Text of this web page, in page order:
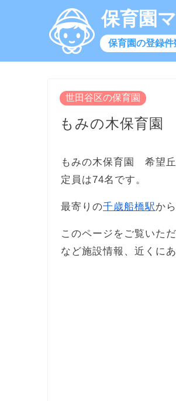
保育園
保育園の登録
世田谷区の保育園
もみの木保育園
もみの木保育園 希望丘
定員は74名です。
最寄りの千歳船橋駅か
このページをご覧いた
など施設情報、近くに